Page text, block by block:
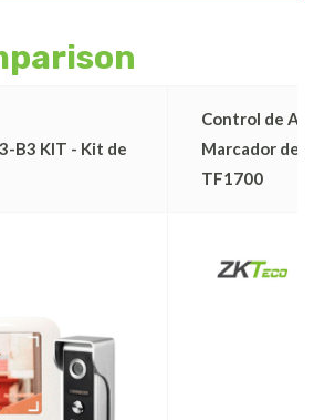
B3 KIT - Kit de
Control de
Marcador de
TF1700